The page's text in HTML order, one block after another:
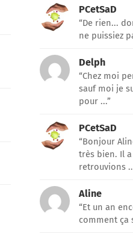
PCetSaD
“De rien...
ne puissiez
Delph
“Chez moi
sauf moi je
pour ...”
PCetSaD
“Bonjour
très bien. Il
retrouvions
Aline
“Et un an
comment ça